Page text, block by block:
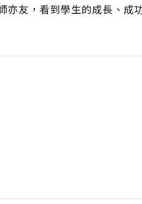
亦友，看到學生的成長、成